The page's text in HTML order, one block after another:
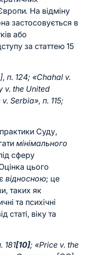
. На відміну
застосовується в
або
за статтею 15
п. 124; «Chahal v.
v. the United
Serbia», п. 115;
Суду,
мінімального
сферу
цього
відносною; це
таких як
та психічні
статі, віку та
181[10]; «Price v. the